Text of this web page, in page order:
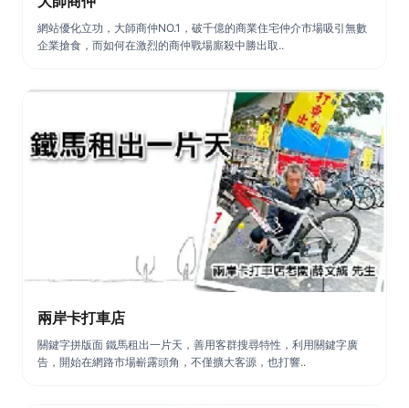
網站優化立功，大師商仲NO.1，破千億的商業住宅仲介市場吸引無數
企業搶食，而如何在激烈的商仲戰場廝殺中勝出取..
兩岸卡打車店
關鍵字拼版面 鐵馬租出一片天，善用客群搜尋特性，利用關鍵字廣
告，開始在網路市場嶄露頭角，不僅擴大客源，也打響..